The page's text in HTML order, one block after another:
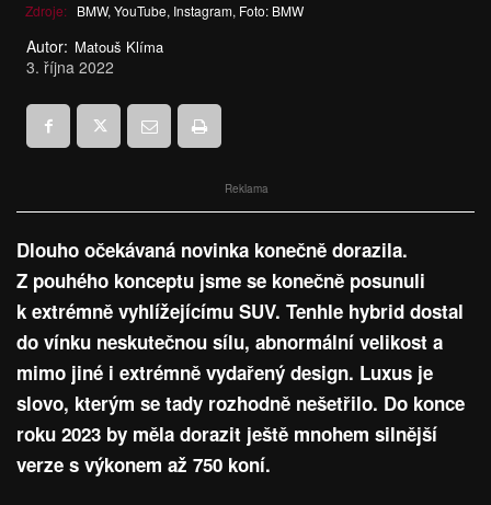
Zdroje: BMW, YouTube, Instagram, Foto: BMW
Autor: Matouš Klíma
3. října 2022
Reklama
Dlouho očekávaná novinka konečně dorazila.
Z pouhého konceptu jsme se konečně posunuli
k extrémně vyhlížejícímu SUV. Tenhle hybrid dostal
do vínku neskutečnou sílu, abnormální velikost a
mimo jiné i extrémně vydařený design. Luxus je
slovo, kterým se tady rozhodně nešetřilo. Do konce
roku 2023 by měla dorazit ještě mnohem silnější
verze s výkonem až 750 koní.